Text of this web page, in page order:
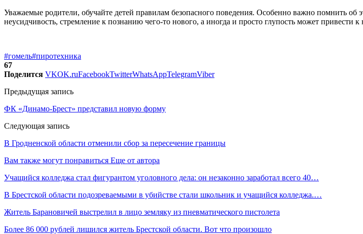
Уважаемые родители, обучайте детей правилам безопасного поведения. Особенно важно помнить
неусидчивость, стремление к познанию чего-то нового, а иногда и просто глупость может привести
#гомель#пиротехника
67
Поделится VKOK.ruFacebookTwitterWhatsAppTelegramViber
Предыдущая запись
ФК «Динамо-Брест» представил новую форму
Следующая запись
В Гродненской области отменили сбор за пересечение границы
Вам также могут понравиться Еще от автора
Учащийся колледжа стал фигурантом уголовного дела: он незаконно заработал всего 40…
В Брестской области подозреваемыми в убийстве стали школьник и учащийся колледжа.…
Житель Барановичей выстрелил в лицо земляку из пневматического пистолета
Более 86 000 рублей лишился житель Брестской области. Вот что произошло